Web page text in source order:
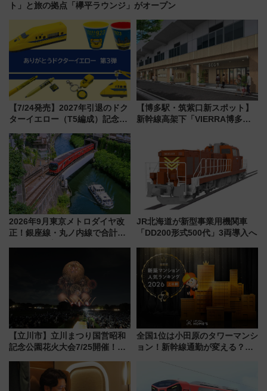
ト」と旅の拠点「欅平ラウンジ」がオープン
【7/24発売】2027年引退のドク
ターイエロー（T5編成）記念グ
送の目覚まし時計など通販・販
売店舗まとめ
【博多駅・筑紫口新スポット】
新幹線高架下「VIERRA博多テ
など注目の全6店舗 「博多活憩
通り」も一新
2026年9月東京メトロダイヤ改
正！銀座線・丸ノ内線で合計
JR北海道が新型事業用機関車
「DD200形式500代」3両導入へ
【立川市】立川まつり国営昭和
記念公園花火大会7/25開催！
混雑に要注意、その理由は
全国1位は小田原のタワーマンシ
ョン！新幹線通勤が変える？